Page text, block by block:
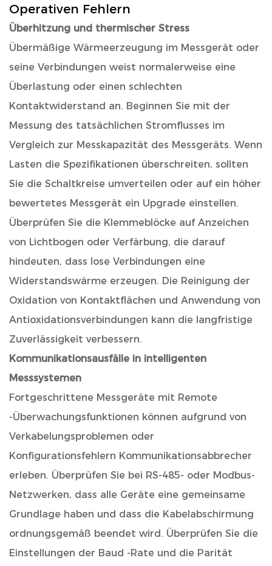
Operativen Fehlern
Überhitzung und thermischer Stress
Übermäßige Wärmeerzeugung im Messgerät oder
seine Verbindungen weist normalerweise eine
Überlastung oder einen schlechten
Kontaktwiderstand an. Beginnen Sie mit der
Messung des tatsächlichen Stromflusses im
Vergleich zur Messkapazität des Messgeräts. Wenn
Lasten die Spezifikationen überschreiten, sollten
Sie die Schaltkreise umverteilen oder auf ein höher
bewertetes Messgerät ein Upgrade einstellen.
Überprüfen Sie die Klemmeblöcke auf Anzeichen
von Lichtbogen oder Verfärbung, die darauf
hindeuten, dass lose Verbindungen eine
Widerstandswärme erzeugen. Die Reinigung der
Oxidation von Kontaktflächen und Anwendung von
Antioxidationsverbindungen kann die langfristige
Zuverlässigkeit verbessern.
Kommunikationsausfälle in intelligenten
Messsystemen
Fortgeschrittene Messgeräte mit Remote
-Überwachungsfunktionen können aufgrund von
Verkabelungsproblemen oder
Konfigurationsfehlern Kommunikationsabbrecher
erleben. Überprüfen Sie bei RS-485- oder Modbus-
Netzwerken, dass alle Geräte eine gemeinsame
Grundlage haben und dass die Kabelabschirmung
ordnungsgemäß beendet wird. Überprüfen Sie die
Einstellungen der Baud -Rate und die Parität